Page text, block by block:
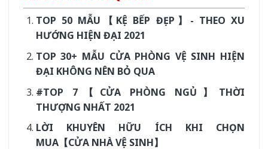
TOP 50 MẪU【KỆ BẾP ĐẸP】- THEO XU
HƯỚNG HIỆN ĐẠI 2021
TOP 30+ MẪU CỬA PHÒNG VỆ SINH HIỆN
ĐẠI KHÔNG NÊN BỎ QUA
#TOP 7【CỬA PHÒNG NGỦ】THỜI
THƯỢNG NHẤT 2021
LỜI KHUYÊN HỮU ÍCH KHI CHỌN
MUA【CỬA NHÀ VỆ SINH】